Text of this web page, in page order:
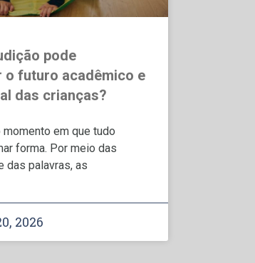
pode
o futuro acadêmico e
das crianças?
momento em que tudo
forma. Por meio das
das palavras, as
2026